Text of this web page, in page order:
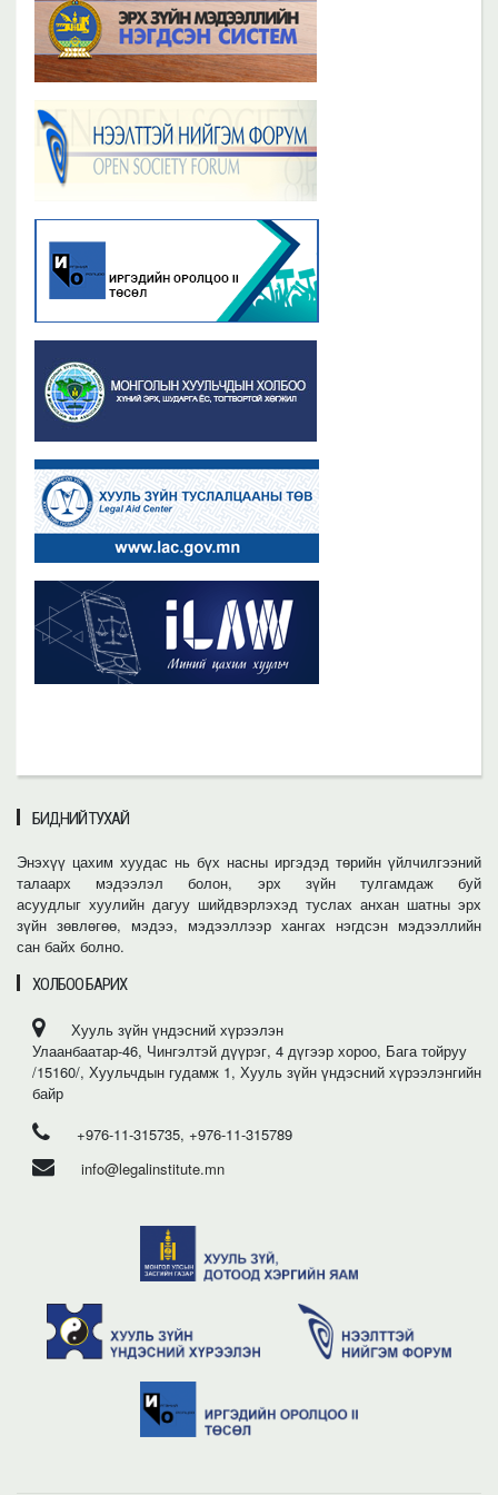
БИДНИЙ ТУХАЙ
Энэхүү цахим хуудас нь бүх насны иргэдэд төрийн үйлчилгээний
талаарх мэдээлэл болон, эрх зүйн тулгамдаж буй
асуудлыг хуулийн дагуу шийдвэрлэхэд туслах анхан шатны эрх
зүйн зөвлөгөө, мэдээ, мэдээллээр хангах нэгдсэн мэдээллийн
сан байх болно.
ХОЛБОО БАРИХ
Хууль зүйн үндэсний хүрээлэн
Улаанбаатар-46, Чингэлтэй дүүрэг, 4 дүгээр хороо, Бага тойруу
/15160/, Хуульчдын гудамж 1, Хууль зүйн үндэсний хүрээлэнгийн
байр
+976-11-315735, +976-11-315789
info@legalinstitute.mn